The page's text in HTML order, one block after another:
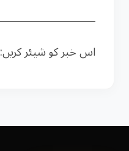
اس خبر کو شیئر کریں: